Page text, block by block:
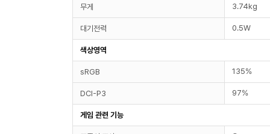
무게 3.74kg
대기전력 0.5W
색상영역
sRGB 135%
DCI-P3 97%
게임 관련 기능